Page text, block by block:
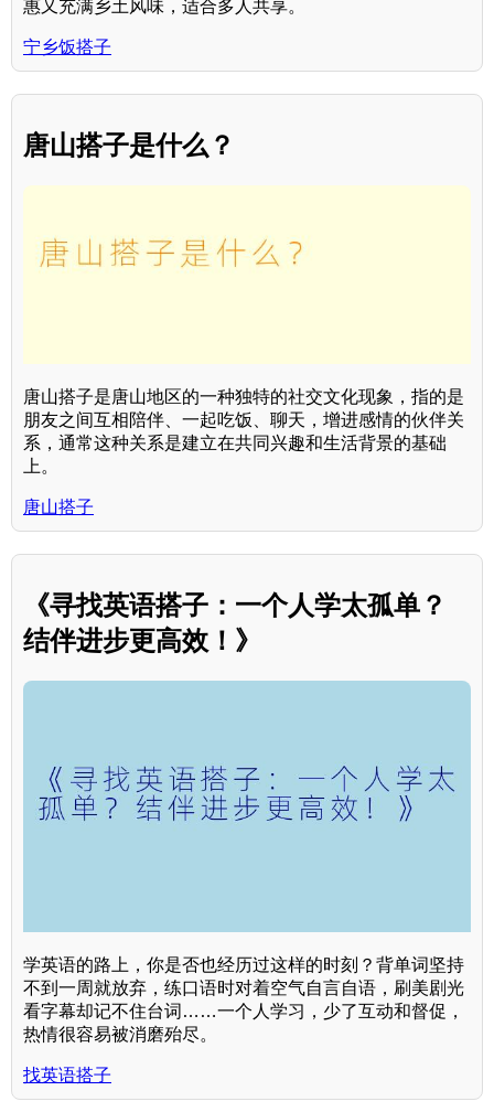
惠又充满乡土风味，适合多人共享。
宁乡饭搭子
唐山搭子是什么？
唐山搭子是唐山地区的一种独特的社交文化现象，指的是
朋友之间互相陪伴、一起吃饭、聊天，增进感情的伙伴关
系，通常这种关系是建立在共同兴趣和生活背景的基础
上。
唐山搭子
《寻找英语搭子：一个人学太孤单？
结伴进步更高效！》
学英语的路上，你是否也经历过这样的时刻？背单词坚持
不到一周就放弃，练口语时对着空气自言自语，刷美剧光
看字幕却记不住台词……一个人学习，少了互动和督促，
热情很容易被消磨殆尽。
找英语搭子